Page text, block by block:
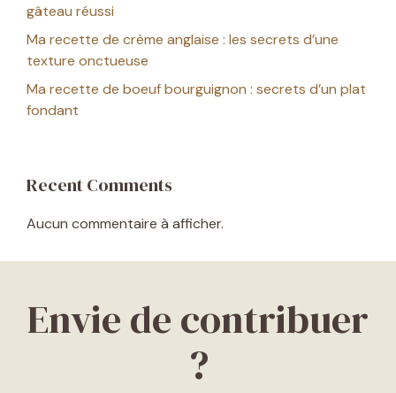
gâteau réussi
Ma recette de crème anglaise : les secrets d’une
texture onctueuse
Ma recette de boeuf bourguignon : secrets d’un plat
fondant
Recent Comments
Aucun commentaire à afficher.
Envie de contribuer
?